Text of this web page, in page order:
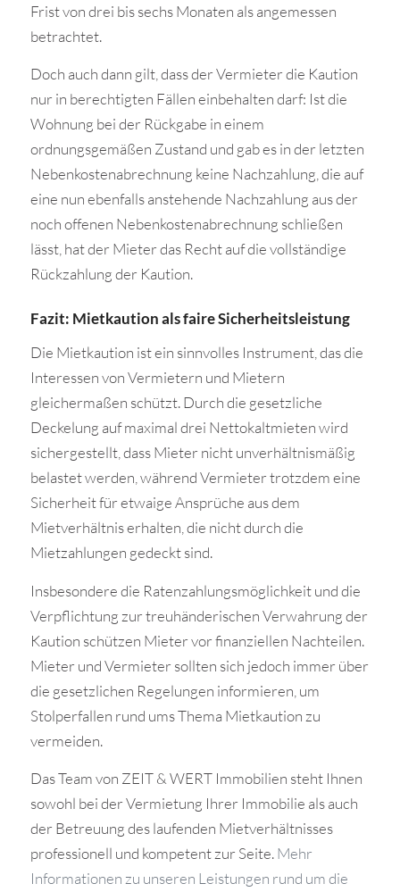
Frist von drei bis sechs Monaten als angemessen
betrachtet.
Doch auch dann gilt, dass der Vermieter die Kaution
nur in berechtigten Fällen einbehalten darf: Ist die
Wohnung bei der Rückgabe in einem
ordnungsgemäßen Zustand und gab es in der letzten
Nebenkostenabrechnung keine Nachzahlung, die auf
eine nun ebenfalls anstehende Nachzahlung aus der
noch offenen Nebenkostenabrechnung schließen
lässt, hat der Mieter das Recht auf die vollständige
Rückzahlung der Kaution.
Fazit: Mietkaution als faire Sicherheitsleistung
Die Mietkaution ist ein sinnvolles Instrument, das die
Interessen von Vermietern und Mietern
gleichermaßen schützt. Durch die gesetzliche
Deckelung auf maximal drei Nettokaltmieten wird
sichergestellt, dass Mieter nicht unverhältnismäßig
belastet werden, während Vermieter trotzdem eine
Sicherheit für etwaige Ansprüche aus dem
Mietverhältnis erhalten, die nicht durch die
Mietzahlungen gedeckt sind.
Insbesondere die Ratenzahlungsmöglichkeit und die
Verpflichtung zur treuhänderischen Verwahrung der
Kaution schützen Mieter vor finanziellen Nachteilen.
Mieter und Vermieter sollten sich jedoch immer über
die gesetzlichen Regelungen informieren, um
Stolperfallen rund ums Thema Mietkaution zu
vermeiden.
Das Team von ZEIT & WERT Immobilien steht Ihnen
sowohl bei der Vermietung Ihrer Immobilie als auch
der Betreuung des laufenden Mietverhältnisses
professionell und kompetent zur Seite.Mehr
Informationen zu unseren Leistungen rund um die